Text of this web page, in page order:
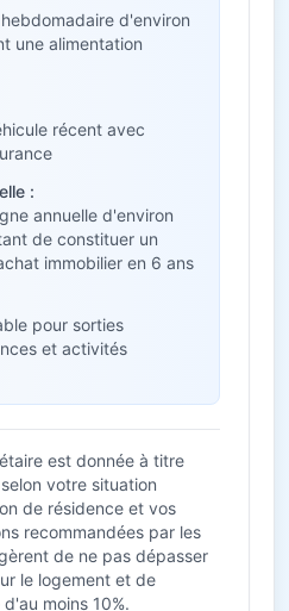
d'environ
une alimentation
récent avec
:
annuelle d'environ
de constituer un
immobilier en 6 ans
pour sorties
et activités
est donnée à titre
votre situation
de résidence et vos
recommandées par les
de ne pas dépasser
le logement et de
moins 10%.